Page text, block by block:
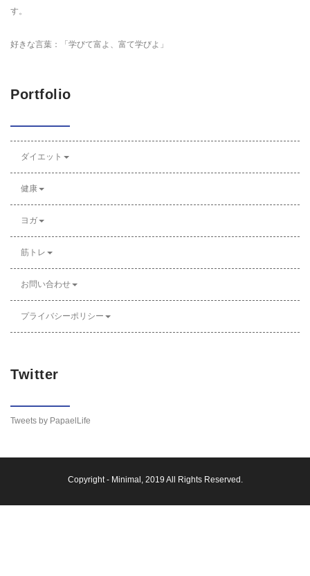
す。
好きな言葉：「学びて富よ、富て学びよ」
Portfolio
ダイエット
健康
ヨガ
筋トレ
お問い合わせ
プライバシーポリシー
Twitter
Tweets by PapaelLife
Copyright - Minimal , 2019 All Rights Reserved.